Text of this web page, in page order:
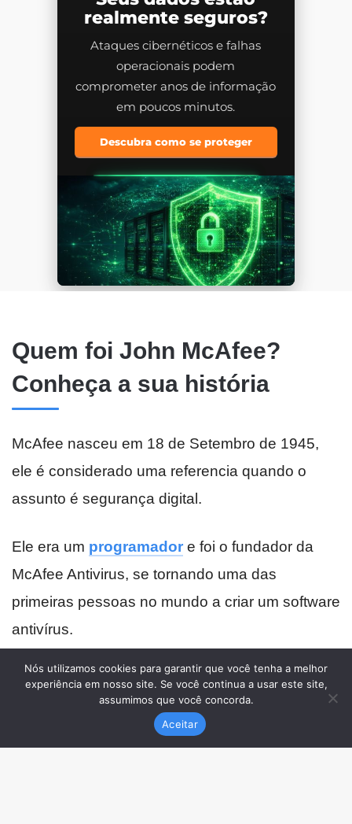
Nós utilizamos cookies para garantir que você tenha a melhor
experiência em nosso site. Se você continua a usar este site,
assumimos que você concorda.
Aceitar